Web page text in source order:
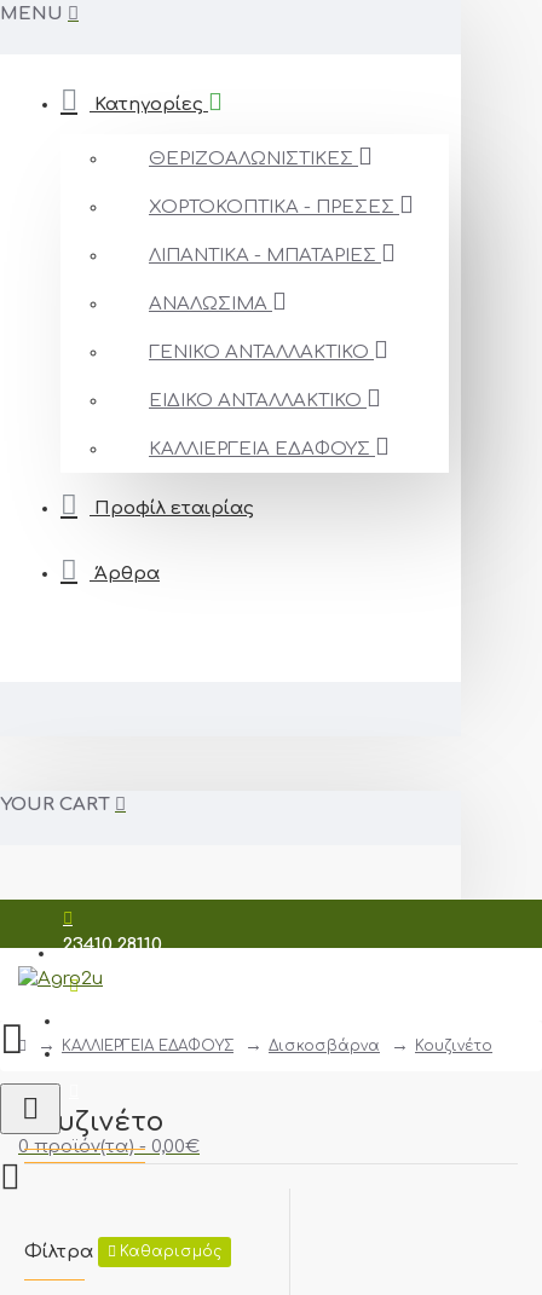
MENU
Κατηγορίες
ΘΕΡΙΖΟΑΛΩΝΙΣΤΙΚΕΣ
ΧΟΡΤΟΚΟΠΤΙΚΑ - ΠΡΕΣΕΣ
ΛΙΠΑΝΤΙΚΑ - ΜΠΑΤΑΡΙΕΣ
ΑΝΑΛΩΣΙΜΑ
ΓΕΝΙΚΟ ΑΝΤΑΛΛΑΚΤΙΚΟ
ΕΙΔΙΚΟ ΑΝΤΑΛΛΑΚΤΙΚΟ
ΚΑΛΛΙΕΡΓΕΙΑ ΕΔΑΦΟΥΣ
Προφίλ εταιρίας
Άρθρα
YOUR CART
23410 28110
0 προϊόν(τα) - 0,00€
ΚΑΛΛΙΕΡΓΕΙΑ ΕΔΑΦΟΥΣ Δισκοσβάρνα Κουζινέτο
Κουζινέτο
Φίλτρα Καθαρισμός